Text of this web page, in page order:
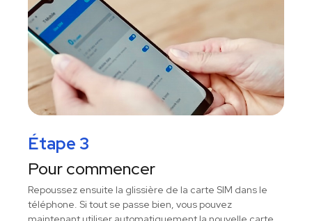
Étape 3
Pour commencer
Repoussez ensuite la glissière de la carte SIM dans le
téléphone. Si tout se passe bien, vous pouvez